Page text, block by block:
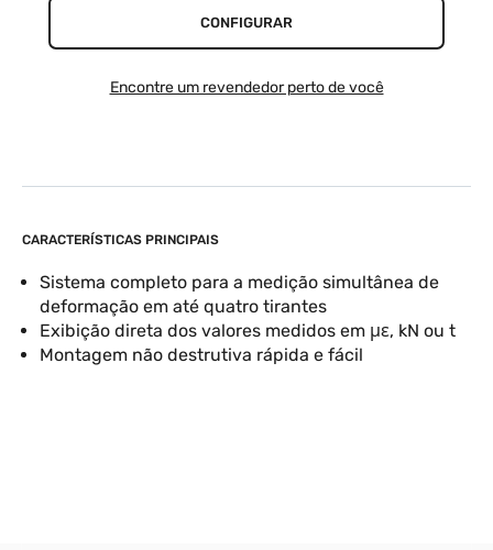
CARACTERÍSTICAS PRINCIPAIS
Sistema completo para a medição simultânea de
deformação em até quatro tirantes
Exibição direta dos valores medidos em με, kN ou t
Montagem não destrutiva rápida e fácil
CONFIGURAR
Encontre um revendedor perto de você